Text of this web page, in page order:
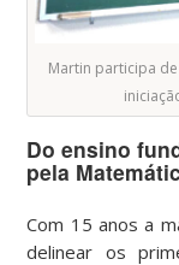
Martin participa
Do ensino
pela
Com 15 anos a
delinear os